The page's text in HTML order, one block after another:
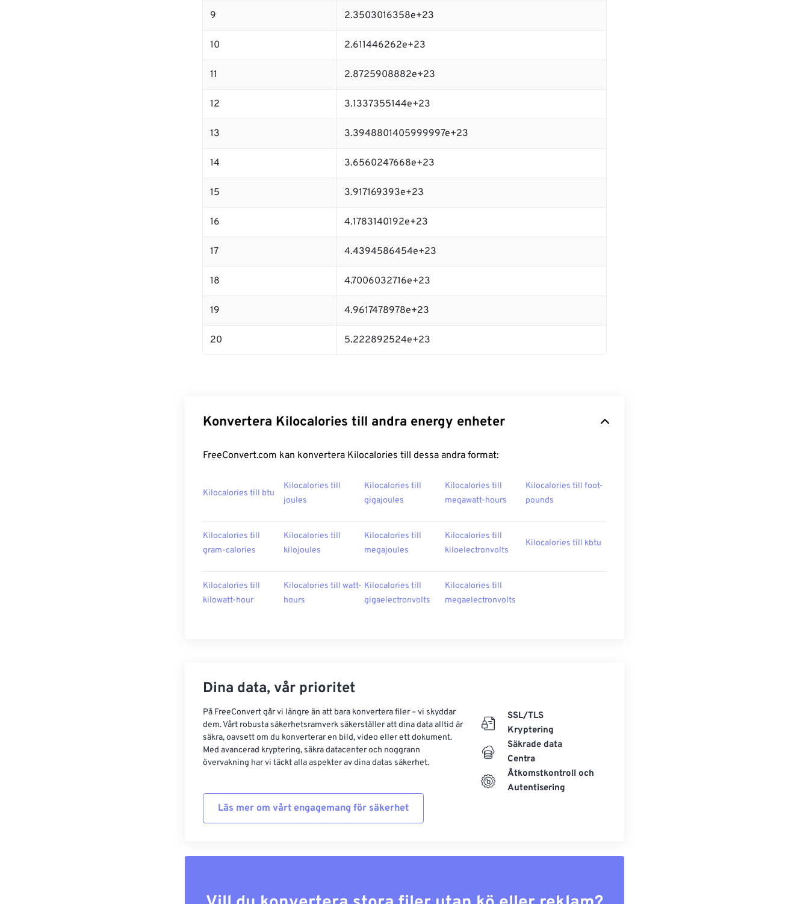
9 2.3503016358e+23
10 2.611446262e+23
11 2.8725908882e+23
12 3.1337355144e+23
13 3.3948801405999997e+23
14 3.6560247668e+23
15 3.917169393e+23
16 4.1783140192e+23
17 4.4394586454e+23
18 4.7006032716e+23
19 4.9617478978e+23
20 5.222892524e+23
Konvertera Kilocalories till andra energy enheter
FreeConvert.com kan konvertera Kilocalories till dessa andra format:
Kilocalories till btu
Kilocalories till
joules
Kilocalories till
gigajoules
Kilocalories till
megawatt-hours
Kilocalories till foot-
pounds
Kilocalories till
gram-calories
Kilocalories till
kilojoules
Kilocalories till
megajoules
Kilocalories till
kiloelectronvolts
Kilocalories till kbtu
Kilocalories till
kilowatt-hour
Kilocalories till watt-
hours
Kilocalories till
gigaelectronvolts
Kilocalories till
megaelectronvolts
Dina data, vår prioritet
På FreeConvert går vi längre än att bara konvertera filer – vi skyddar
dem. Vårt robusta säkerhetsramverk säkerställer att dina data alltid är
säkra, oavsett om du konverterar en bild, video eller ett dokument.
Med avancerad kryptering, säkra datacenter och noggrann
övervakning har vi täckt alla aspekter av dina datas säkerhet.
Läs mer om vårt engagemang för säkerhet
SSL/TLS
Kryptering
Säkrade data
Centra
Åtkomstkontroll och
Autentisering